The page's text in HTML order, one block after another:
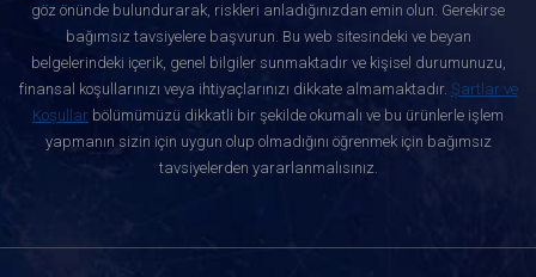
göz önünde bulundurarak, riskleri anladığınızdan emin olun. Gerekirse
bağımsız tavsiyelere başvurun. Bu web sitesindeki ve beyan
belgelerindeki içerik, genel bilgiler sunmaktadır ve kişisel durumunuzu,
finansal koşullarınızı veya ihtiyaçlarınızı dikkate almamaktadır. Şartlar ve
Koşullar bölümümüzü dikkatli bir şekilde okumalı ve bu ürünlerle işlem
yapmanın sizin için uygun olup olmadığını öğrenmek için bağımsız
tavsiyelerden yararlanmalısınız.